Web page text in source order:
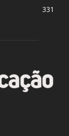
331